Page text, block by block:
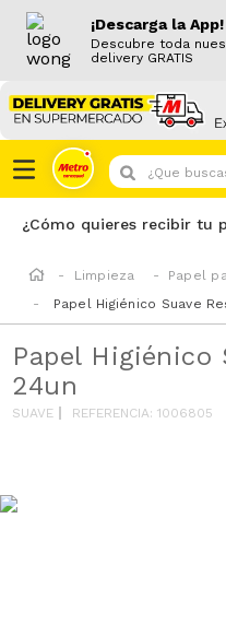
¡Descarga la App!
Descubre toda
delivery GRATIS
¿Que buscas
¿Cómo quieres recibir tu
Limpieza Papel
Papel Higiénico Suave
Papel Higiénico
24un
SUAVE REFERENCIA:1006805